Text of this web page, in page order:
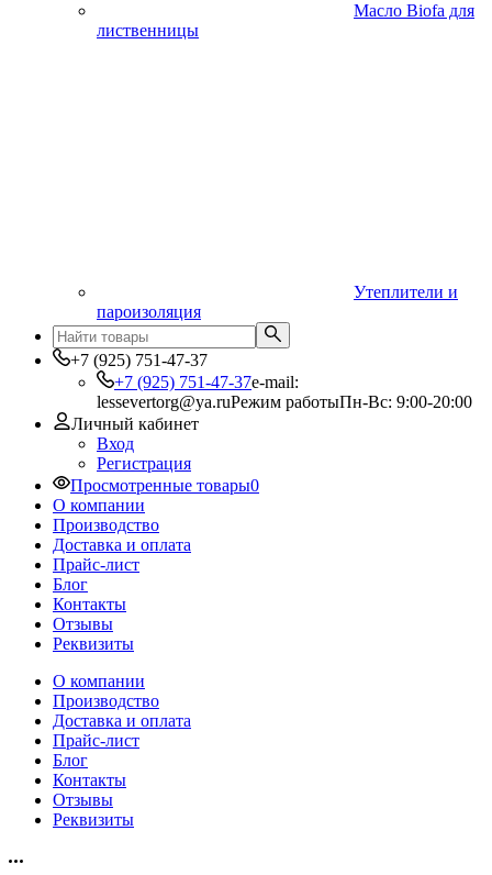
Масло Biofa для
лиственницы
Утеплители и
пароизоляция
+7 (925) 751-47-37
+7 (925) 751-47-37e-mail:
lessevertorg@ya.ruРежим работыПн-Вс: 9:00-20:00
Личный кабинет
Вход
Регистрация
Просмотренные товары0
О компании
Производство
Доставка и оплата
Прайс-лист
Блог
Контакты
Отзывы
Реквизиты
О компании
Производство
Доставка и оплата
Прайс-лист
Блог
Контакты
Отзывы
Реквизиты